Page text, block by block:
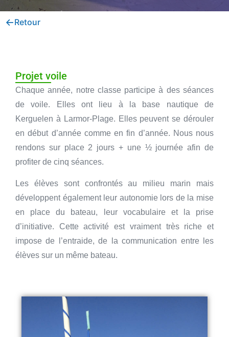
←Retour
Projet voile
Chaque année, notre classe participe à des séances
de voile. Elles ont lieu à la base nautique de
Kerguelen à Larmor-Plage. Elles peuvent se dérouler
en début d’année comme en fin d’année. Nous nous
rendons sur place 2 jours + une ½ journée afin de
profiter de cinq séances.
Les élèves sont confrontés au milieu marin mais
développent également leur autonomie lors de la mise
en place du bateau, leur vocabulaire et la prise
d’initiative. Cette activité est vraiment très riche et
impose de l’entraide, de la communication entre les
élèves sur un même bateau.